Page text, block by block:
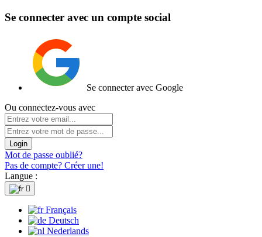
Se connecter avec un compte social
Se connecter avec Google
Ou connectez-vous avec
Login
Mot de passe oublié?
Pas de compte? Créer une!
Langue :

Français
Deutsch
Nederlands